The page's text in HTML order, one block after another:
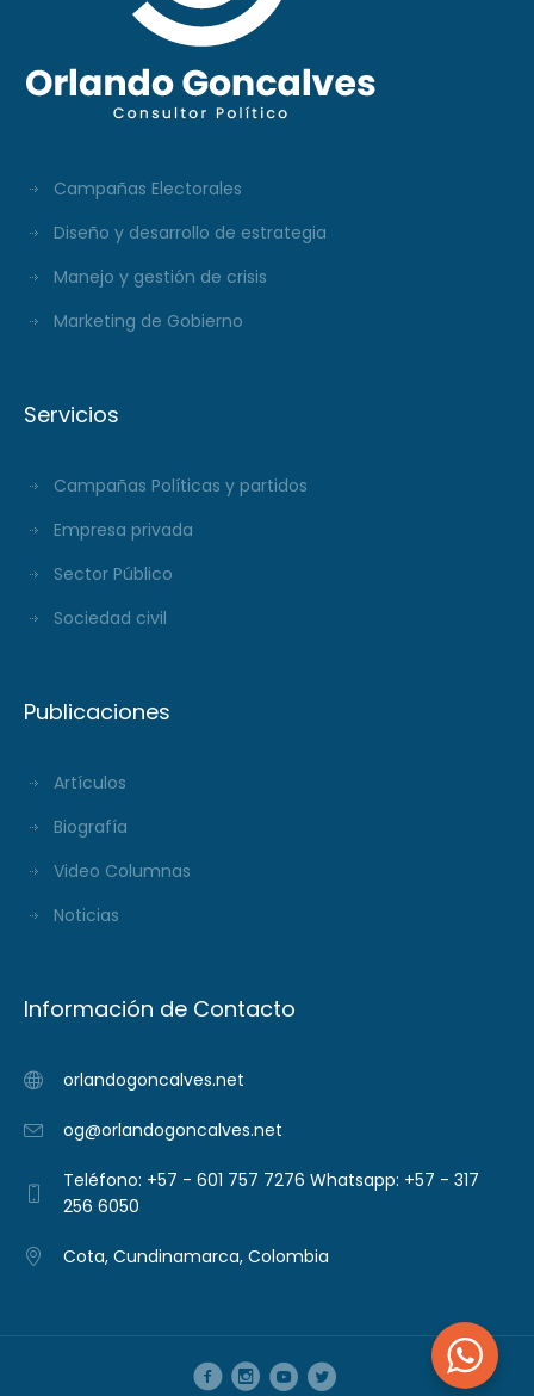
Campañas Electorales
Diseño y desarrollo de estrategia
Manejo y gestión de crisis
Marketing de Gobierno
Servicios
Campañas Políticas y partidos
Empresa privada
Sector Público
Sociedad civil
Publicaciones
Artículos
Biografía
Video Columnas
Noticias
Información de Contacto
orlandogoncalves.net
og@orlandogoncalves.net
Teléfono: +57 - 601 757 7276 Whatsapp: +57 - 317
256 6050
Cota, Cundinamarca, Colombia